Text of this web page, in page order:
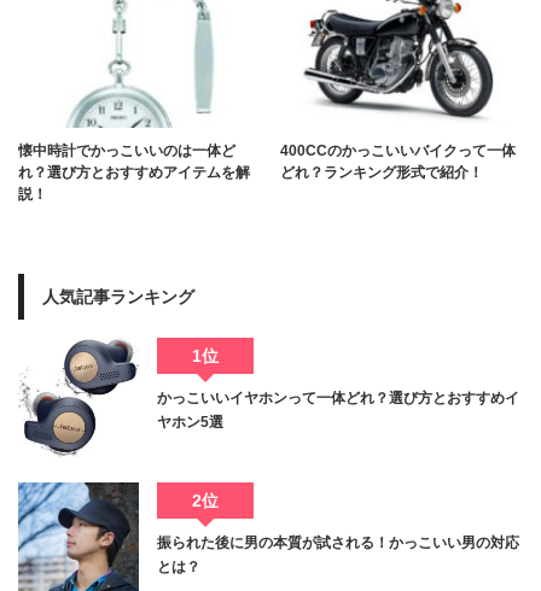
懐中時計でかっこいいのは一体ど
れ？選び方とおすすめアイテムを解
説！
400CCのかっこいいバイクって一体
どれ？ランキング形式で紹介！
人気記事ランキング
1位
かっこいいイヤホンって一体どれ？選び方とおすすめイ
ヤホン5選
2位
振られた後に男の本質が試される！かっこいい男の対応
とは？